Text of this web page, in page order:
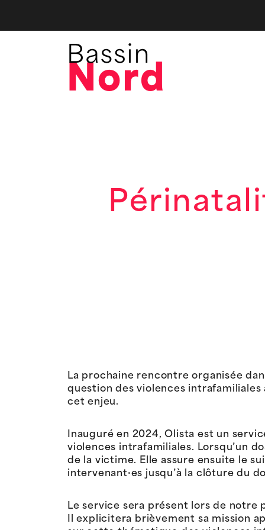
La prochaine rencontre organisée
question des violences intrafamiliales
cet enjeu.
Inauguré en 2024, Olista est un
violences intrafamiliales. Lorsqu’un
de la victime. Elle assure ensuite le
intervenant·es jusqu’à la clôture du
Le service sera présent lors de
Il explicitera brièvement sa mission